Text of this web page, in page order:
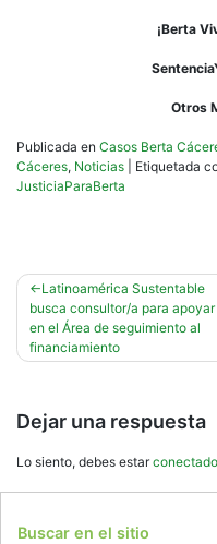
¡Berta
Otros
Publicada en Casos Berta
Cáceres, Noticias Etiquetada
JusticiaParaBerta
Navegación
de
entradas
Latinoamérica Sustentable
busca consultor/a para apoyar
en el Área de seguimiento al
financiamiento
Dejar una respuesta
Lo siento, debes estarconectado
Buscar en el sitio